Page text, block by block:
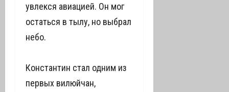
увлекся авиацией. Он мог
остаться в тылу, но выбрал
небо.
Константин стал одним из
первых вилюйчан,